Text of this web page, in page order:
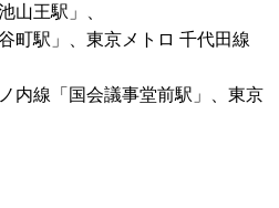
山王駅」、
町駅」、東京メトロ 千代田線
内線「国会議事堂前駅」、東京